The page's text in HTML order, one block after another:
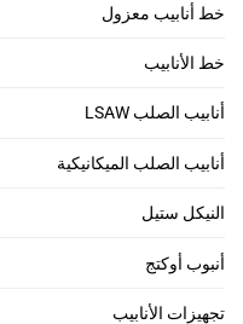
خط أنابيب معزول
خط الأنابيب
أنابيب الصلب LSAW
أنابيب الصلب الميكانيكية
النيكل ستيل
أنبوب أوكتج
تجهيزات الأنابيب